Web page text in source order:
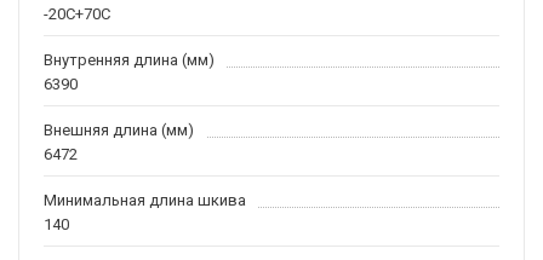
-20С+70С
Внутренняя длина (мм)
6390
Внешняя длина (мм)
6472
Минимальная длина шкива
140